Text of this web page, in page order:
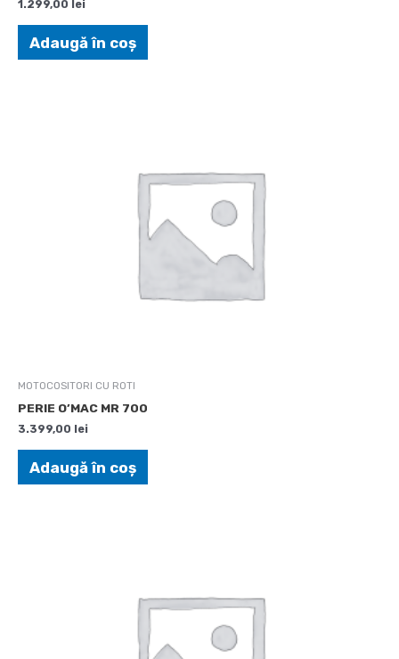
1.299,00 lei
Adaugă în coș
MOTOCOSITORI CU ROTI
PERIE O’MAC MR 700
3.399,00 lei
Adaugă în coș